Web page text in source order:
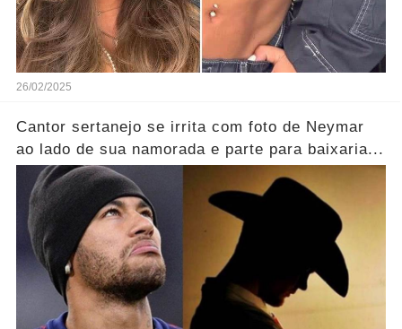
26/02/2025
Cantor sertanejo se irrita com foto de Neymar
ao lado de sua namorada e parte para baixaria...